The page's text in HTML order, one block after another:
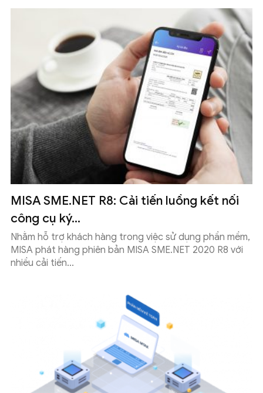
MISA SME.NET R8: Cải tiến luồng kết nối
công cụ ký...
Nhằm hỗ trợ khách hàng trong việc sử dụng phần mềm,
MISA phát hàng phiên bản MISA SME.NET 2020 R8 với
nhiều cải tiến...